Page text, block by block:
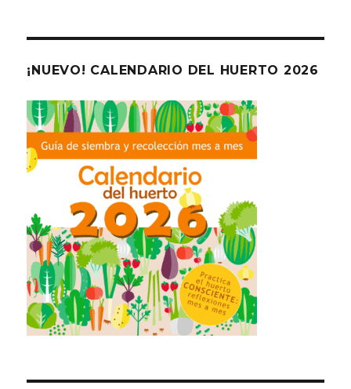
¡NUEVO! CALENDARIO DEL HUERTO 2026